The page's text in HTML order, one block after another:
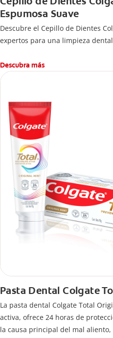
Espumosa Suave
Descubre el Cepillo de Dientes
expertos para una limpieza
Descubra más
Pasta Dental Colgate
La pasta dental Colgate Total
activa, ofrece 24 horas de
la causa principal del mal